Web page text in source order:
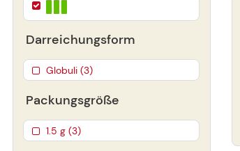
Darreichungsform
Globuli (3)
Packungsgröße
1.5 g (3)